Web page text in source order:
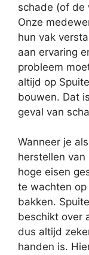
schade (of de
Onze
hun vak
aan ervaring
probleem
altijd op
bouwen. Dat
geval van
Wanneer je
herstellen
hoge eisen
te wachten
bakken.
beschikt over
dus altijd
handen is.